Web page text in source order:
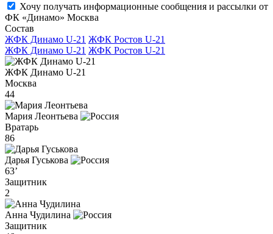
Хочу получать информационные сообщения и рассылки от
ФК «Динамо» Москва
Состав
ЖФК Динамо U-21 ЖФК Ростов U-21
ЖФК Динамо U-21 ЖФК Ростов U-21
ЖФК Динамо U-21
Москва
44
Мария Леонтьева
Вратарь
86
Дарья Гуськова
63’
Защитник
2
Анна Чудилина
Защитник